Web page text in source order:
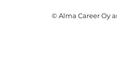
© Alma Career Oy